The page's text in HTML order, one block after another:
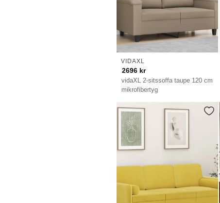
vidaXL 2-sitssoffa taupe 120 cm
mikrofibertyg
VIDAXL
2696 kr